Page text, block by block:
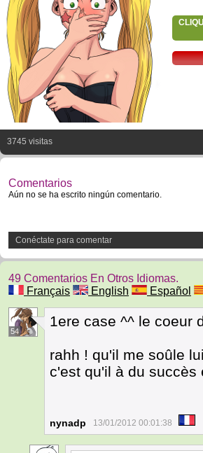
3745 visitas
Comentarios
Aún no se ha escrito ningún comentario.
Conéctate para comentar
49 Comentarios En Otros Idiomas.
Français
English Español
54
1ere case ^^ le coeur
rahh ! qu'il me soûle
c'est qu'il à du succès
nynadp 13/01/2012 00:01:38